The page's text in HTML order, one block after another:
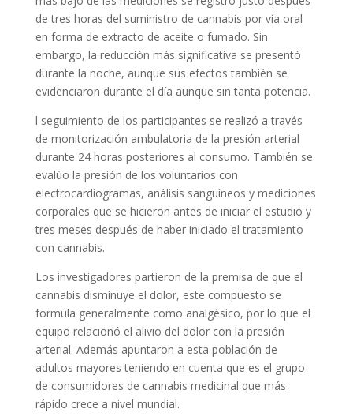
de tres horas del suministro de cannabis por vía oral
en forma de extracto de aceite o fumado. Sin
embargo, la reducción más significativa se presentó
durante la noche, aunque sus efectos también se
evidenciaron durante el día aunque sin tanta potencia.
l seguimiento de los participantes se realizó a través
de monitorización ambulatoria de la presión arterial
durante 24 horas posteriores al consumo. También se
evalúo la presión de los voluntarios con
electrocardiogramas, análisis sanguíneos y mediciones
corporales que se hicieron antes de iniciar el estudio y
tres meses después de haber iniciado el tratamiento
con cannabis.
Los investigadores partieron de la premisa de que el
cannabis disminuye el dolor, este compuesto se
formula generalmente como analgésico, por lo que el
equipo relacionó el alivio del dolor con la presión
arterial. Además apuntaron a esta población de
adultos mayores teniendo en cuenta que es el grupo
de consumidores de cannabis medicinal que más
rápido crece a nivel mundial.